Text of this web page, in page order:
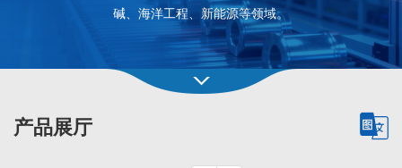
碱、海洋工程、新能源等领域。
产品展厅